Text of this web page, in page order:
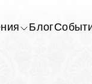
Блог